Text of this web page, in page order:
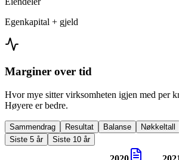
Egenkapital + gjeld
Marginer over tid
Hvor mye sitter virksomheten igjen med per
Høyere er bedre.
Sammendrag Resultat Balanse
Nøkkeltall
Siste 5 år
Siste 10 år